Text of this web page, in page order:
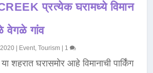
प्रत्येक घरामध्ये विमान
गांव
Event,Tourism 1
शहरात घरासमोर आहे विमानाची पार्किंग